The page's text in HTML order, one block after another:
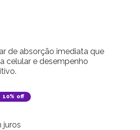
de absorção imediata que
celular e desempenho
10% off
juros